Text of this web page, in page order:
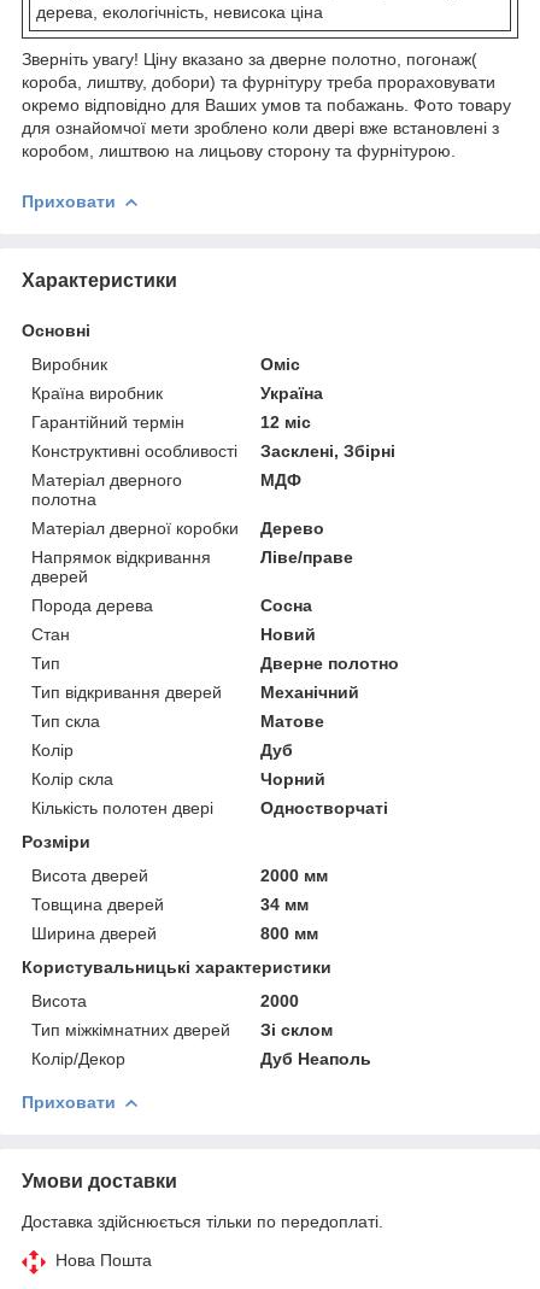
дерева, екологічність, невисока ціна
Зверніть увагу! Ціну вказано за дверне полотно, погонаж(
короба, лиштву, добори) та фурнітуру треба прораховувати
окремо відповідно для Ваших умов та побажань. Фото товару
для ознайомчої мети зроблено коли двері вже встановлені з
коробом, лиштвою на лицьову сторону та фурнітурою.
Приховати
Характеристики
Основні
Виробник
Оміс
Країна виробник
Україна
Гарантійний термін
12 міс
Конструктивні особливості
Засклені, Збірні
Матеріал дверного
полотна
МДФ
Матеріал дверної коробки
Дерево
Напрямок відкривання
дверей
Ліве/праве
Порода дерева
Сосна
Стан
Новий
Тип
Дверне полотно
Тип відкривання дверей
Механічний
Тип скла
Матове
Колір
Дуб
Колір скла
Чорний
Кількість полотен двері
Одностворчаті
Розміри
Висота дверей
2000 мм
Товщина дверей
34 мм
Ширина дверей
800 мм
Користувальницькі характеристики
Висота
2000
Тип міжкімнатних дверей
Зі склом
Колір/Декор
Дуб Неаполь
Приховати
Умови доставки
Доставка здійснюється тільки по передоплаті.
Нова Пошта